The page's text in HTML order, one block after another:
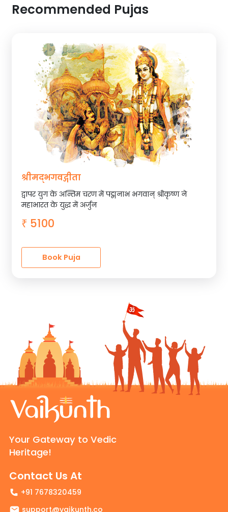
Recommended Pujas
श्रीम‌द्भगवद्गीता
द्वापर युग के अन्तिम चरण में पद्मनाभ भगवान् श्रीकृष्ण ने
महाभारत के युद्ध में अर्जुन
₹ 5100
Book Puja
Your Gateway to Vedic
Heritage!
Contact Us At
+91 7678320459
support@vaikunth.co